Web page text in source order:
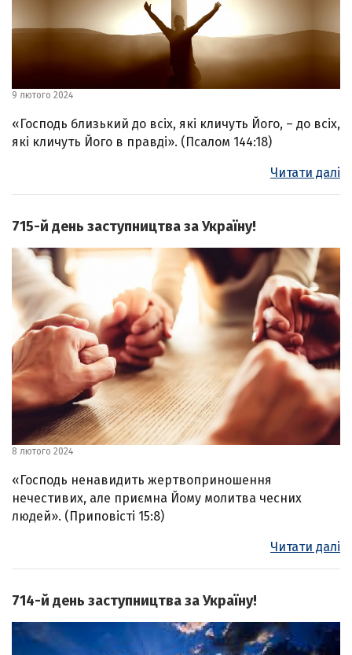
9 лютого 2024
«Господь близький до всіх, які кличуть Його, – до всіх,
які кличуть Його в правді». (Псалом 144:18)
Читати далі
715-й день заступництва за Україну!
8 лютого 2024
«Господь ненавидить жертвоприношення
нечестивих, але приємна Йому молитва чесних
людей». (Приповісті 15:8)
Читати далі
714-й день заступництва за Україну!